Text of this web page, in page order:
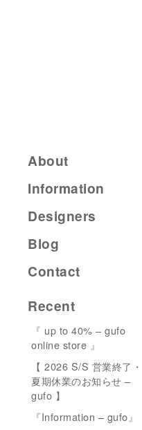
About
Information
Designers
Blog
Contact
Recent
『 up to 40% – gufo
online store 』
【 2026 S/S 営業終了・
夏期休業のお知らせ –
gufo 】
『Information – gufo』